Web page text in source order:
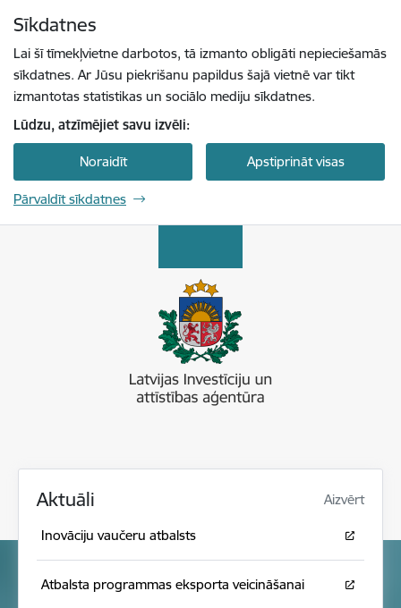
Sīkdatnes
Lai šī tīmekļvietne darbotos, tā izmanto obligāti nepieciešamās
sīkdatnes. Ar Jūsu piekrišanu papildus šajā vietnē var tikt
izmantotas statistikas un sociālo mediju sīkdatnes.
Lūdzu, atzīmējiet savu izvēli:
Noraidīt Apstiprināt visas
Pārvaldīt sīkdatnes
Aktuāli Aizvērt
Inovāciju vaučeru atbalsts
Atbalsta programmas eksporta veicināšanai